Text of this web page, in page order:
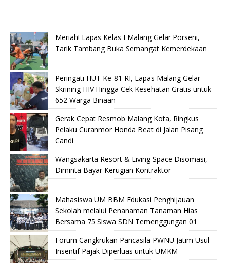
Meriah! Lapas Kelas I Malang Gelar Porseni,
Tarik Tambang Buka Semangat Kemerdekaan
Peringati HUT Ke-81 RI, Lapas Malang Gelar
Skrining HIV Hingga Cek Kesehatan Gratis untuk
652 Warga Binaan
Gerak Cepat Resmob Malang Kota, Ringkus
Pelaku Curanmor Honda Beat di Jalan Pisang
Candi
Wangsakarta Resort & Living Space Disomasi,
Diminta Bayar Kerugian Kontraktor
Mahasiswa UM BBM Edukasi Penghijauan
Sekolah melalui Penanaman Tanaman Hias
Bersama 75 Siswa SDN Temenggungan 01
Forum Cangkrukan Pancasila PWNU Jatim Usul
Insentif Pajak Diperluas untuk UMKM